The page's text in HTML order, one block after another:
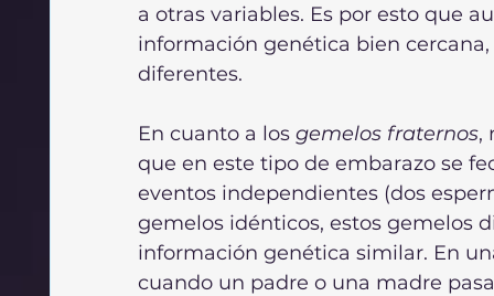
a otras variables. Es por esto que
información genética bien
diferentes.
En cuanto a los gemelos fraternos,
que en este tipo de embarazo se
eventos independientes (dos
gemelos idénticos, estos gemelos
información genética similar. En
cuando un padre o una madre